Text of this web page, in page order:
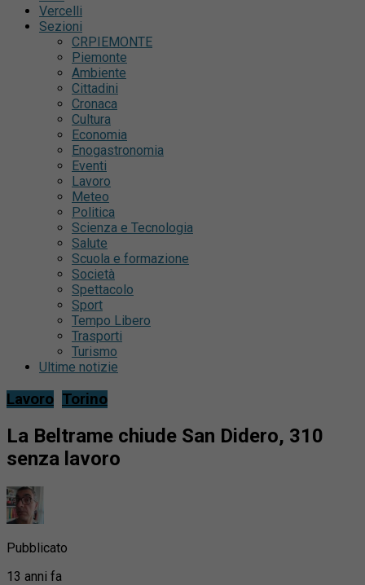
Vercelli
Sezioni
CRPIEMONTE
Piemonte
Ambiente
Cittadini
Cronaca
Cultura
Economia
Enogastronomia
Eventi
Lavoro
Meteo
Politica
Scienza e Tecnologia
Salute
Scuola e formazione
Società
Spettacolo
Sport
Tempo Libero
Trasporti
Turismo
Ultime notizie
Lavoro Torino
La Beltrame chiude San Didero, 310
senza lavoro
Pubblicato
13 anni fa